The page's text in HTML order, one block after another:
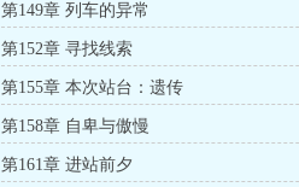
第149章 列车的异常
第152章 寻找线索
第155章 本次站台：遗传
第158章 自卑与傲慢
第161章 进站前夕